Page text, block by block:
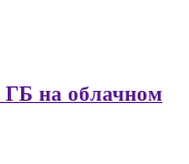
ГБ на облачном